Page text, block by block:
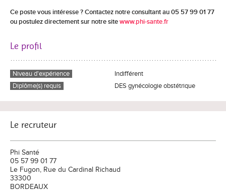
Ce poste vous intéresse ? Contactez notre consultant au 05 57 99 01 77
ou postulez directement sur notre sitewww.phi-sante.fr
Le profil
Niveau d'expérience
Indifférent
Diplôme(s) requis
DES gynécologie obstétrique
Le recruteur
Phi Santé
05 57 99 01 77
Le Fugon, Rue du Cardinal Richaud
33300
BORDEAUX